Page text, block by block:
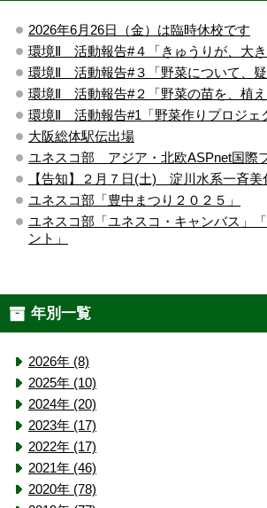
2026年6月26日（金）は臨時休校です
環境Ⅱ 活動報告#４「きゅうりが、大き
環境Ⅱ 活動報告#３「野菜について、疑
環境Ⅱ 活動報告#２「野菜の苗を、植え
環境Ⅱ 活動報告#1「野菜作りプロジェ
大阪総体駅伝出場
ユネスコ部 アジア・北欧ASPnet国際
【告知】２月７日(土) 淀川水系一斉美
ユネスコ部「豊中まつり２０２５」
ユネスコ部「ユネスコ・キャンバス」
ント」
年別一覧
2026年 (8)
2025年 (10)
2024年 (20)
2023年 (17)
2022年 (17)
2021年 (46)
2020年 (78)